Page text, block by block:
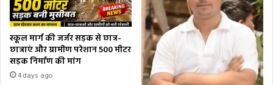
स्कूल मार्ग की जर्जर सड़क से छात्र-
छात्राएं और ग्रामीण परेशान 500 मीटर
सड़क निर्माण की मांग
4 days ago